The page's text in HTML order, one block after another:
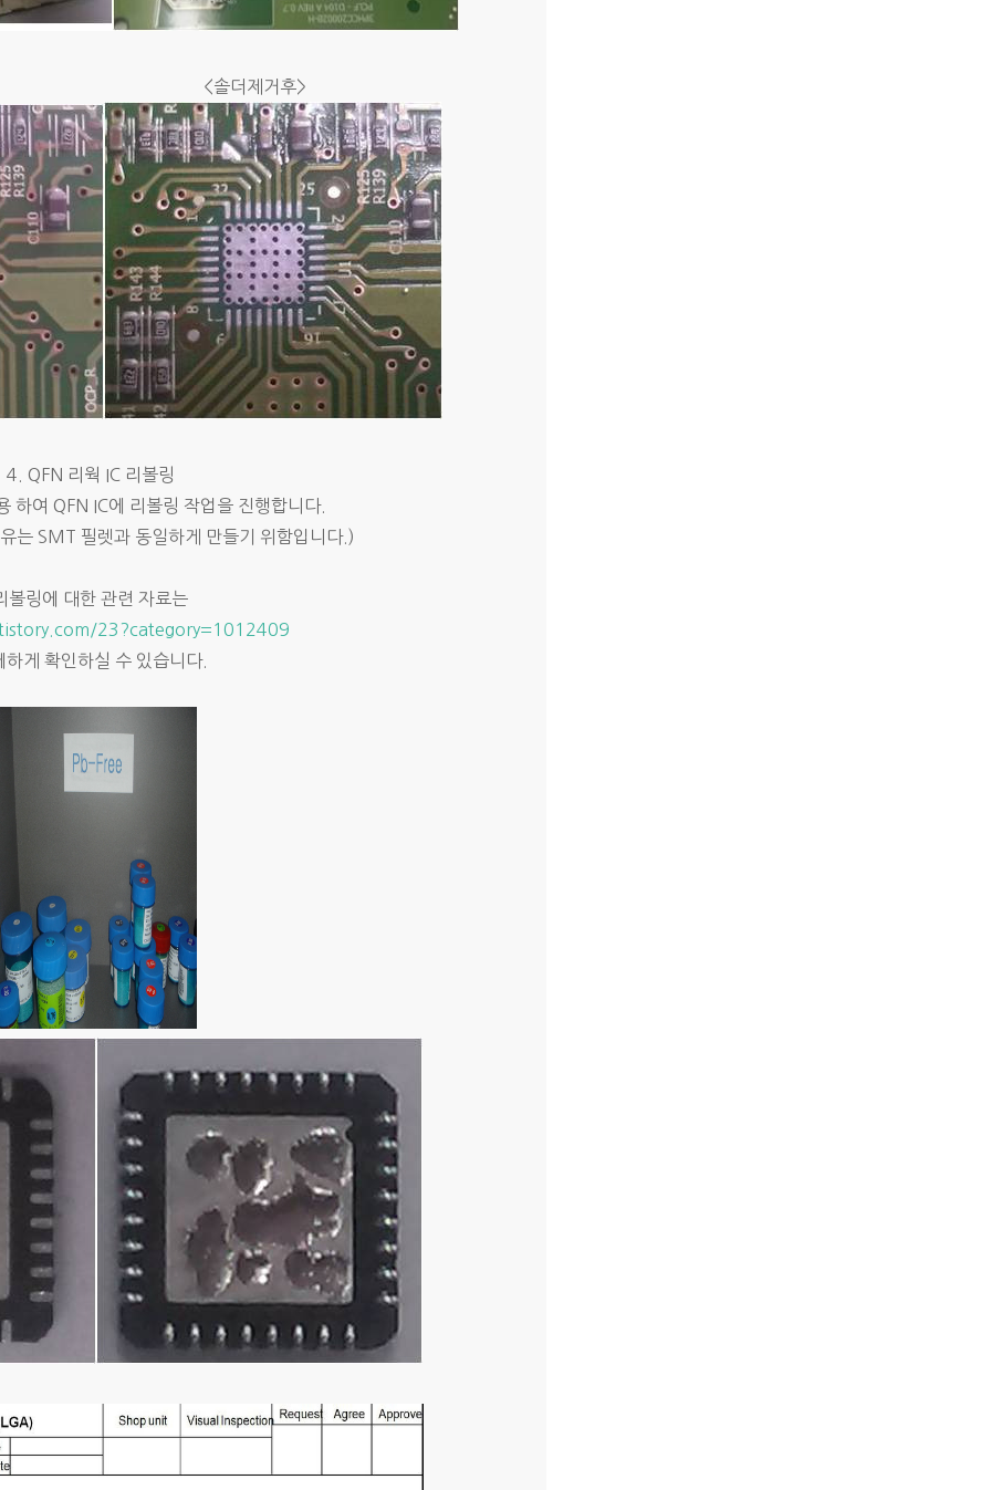
전> <솔더제거후>
4. QFN 리웍 IC 리볼링
하여 QFN IC에 리볼링 작업을 진행합니다.
는 SMT 필렛과 동일하게 만들기 위함입니다.)
볼링에 대한 관련 자료는
23?category=1012409
하게 확인하실 수 있습니다.